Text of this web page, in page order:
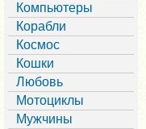
Компьютеры
Корабли
Космос
Кошки
Любовь
Мотоциклы
Мужчины